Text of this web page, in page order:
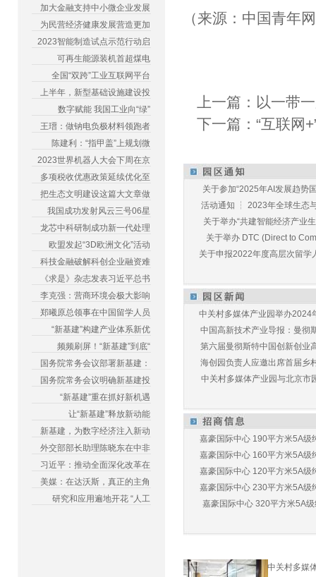
加大金融支持中小微企业发展
为民营经济健康发展营造更加
2023智能制造试点示范行动启
可再生能源装机首超煤电
全国“双跨”工业互联网平台
上半年，新型基础设施建设投
数字赋能 我国工业向“绿”
王瑨：做钠电负极材料领跑者
陈建利：“指甲盖”上规划微
2023世界机器人大会下周在京
多项税收优惠政策延续优化至
把生态文明建设这篇大文章做
我国成功发射风云三号06星
龙芯中科研制成功新一代处理
欧盟发起“3D欧洲文化”活动
科技金融破解科创企业融资难
《求是》杂志发表习近平总书
李克强：营商环境会极大影响
郑曦原总领事在中国留学人员
“新基建”构建产业体系新优
频频刷屏！“新基建”到底“
国务院常务会议部署新基建：
国务院常务会议明确新基建投
“新基建”重在抓好新机遇
让“新基建”释放新动能
新基建，为数字经济注入新动
外交部部长助理陈晓东在中非
习近平：推动全面深化改革在
美媒：在达沃斯，真正的主角
研究和应用遍地开花 “人工
（来源：中国青年
上一篇： 以一带
下一篇：“互联网
关于参加“2025年AI发展趋势
活动通知 ┆ 2023年全球生态
关于举办“共建智能经济产业
关于举办 DTC (Direct to
关于申报2022年度高层次留学
中关村多媒体产业园举办2024
中国高新技术产业导报：曼彻
第六届曼彻斯特中国创新创业
海创园负责人应邀出席首届乡
中关村多媒体产业园与北京市
嘉豪国际中心 190平方米5A级
嘉豪国际中心 160平方米5A级
嘉豪国际中心 120平方米5A级
嘉豪国际中心 230平方米5A级
嘉豪国际中心 320平方米5A
中关村多媒